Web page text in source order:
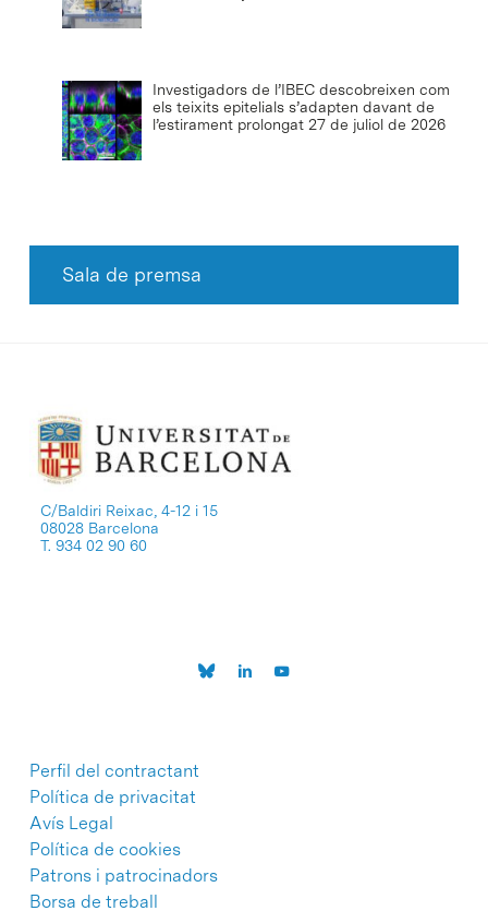
Investigadors de l’IBEC descobreixen com
els teixits epitelials s’adapten davant de
l’estirament prolongat 27 de juliol de 2026
Sala de premsa
C/Baldiri Reixac, 4-12 i 15
08028 Barcelona
T. 934 02 90 60
Perfil del contractant
Política de privacitat
Avís Legal
Política de cookies
Patrons i patrocinadors
Borsa de treball